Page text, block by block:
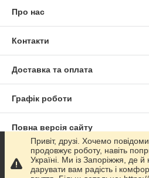
Про нас
Контакти
Доставка та оплата
Графік роботи
Повна версія сайту
Сайт створено на маркетплейсі
Привіт, друзі. Хочемо
продовжує роботу, навіть
Україні. Ми із Запоріжжя, де
дарувати вам радість і